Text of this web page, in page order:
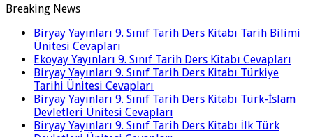
Breaking News
Biryay Yayınları 9. Sınıf Tarih Ders Kitabı Tarih Bilimi
Ünitesi Cevapları
Ekoyay Yayınları 9. Sınıf Tarih Ders Kitabı Cevapları
Biryay Yayınları 9. Sınıf Tarih Ders Kitabı Türkiye
Tarihi Ünitesi Cevapları
Biryay Yayınları 9. Sınıf Tarih Ders Kitabı Türk-İslam
Devletleri Ünitesi Cevapları
Biryay Yayınları 9. Sınıf Tarih Ders Kitabı İlk Türk